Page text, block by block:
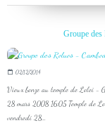
Groupe des
02/12/2014
Vieux bonze au temple de Lolei -
28 mars 2008 16:05 Temple de
vendredi 28...